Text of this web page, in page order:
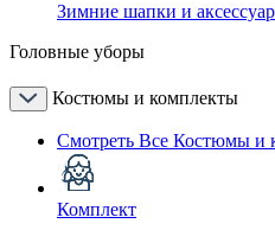
Зимние шапки и
Головные уборы
Костюмы и комплекты
Смотреть Все Костюмы и
Комплект